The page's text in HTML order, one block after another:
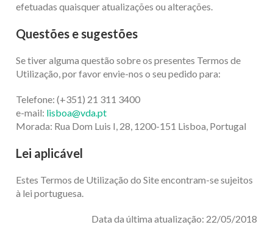
efetuadas quaisquer atualizações ou alterações.
Questões e sugestões
Se tiver alguma questão sobre os presentes Termos de
Utilização, por favor envie-nos o seu pedido para:
Telefone: (+351) 21 311 3400
e-mail: lisboa@vda.pt
Morada: Rua Dom Luis I, 28, 1200-151 Lisboa, Portugal
Lei aplicável
Estes Termos de Utilização do Site encontram-se sujeitos
à lei portuguesa.
Data da última atualização: 22/05/2018